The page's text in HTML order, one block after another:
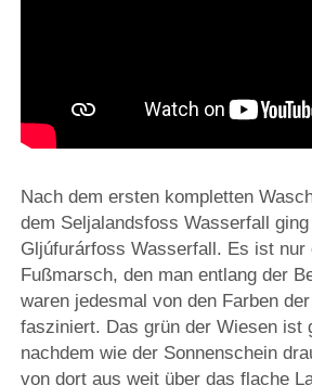
Nach dem ersten kompletten
dem Seljalandsfoss Wasserfall
Gljúfurárfoss Wasserfall. Es ist nur
Fußmarsch, den man entlang der
waren jedesmal von den Farben
fasziniert. Das grün der Wiesen ist
nachdem wie der Sonnenschein
von dort aus weit über das flache